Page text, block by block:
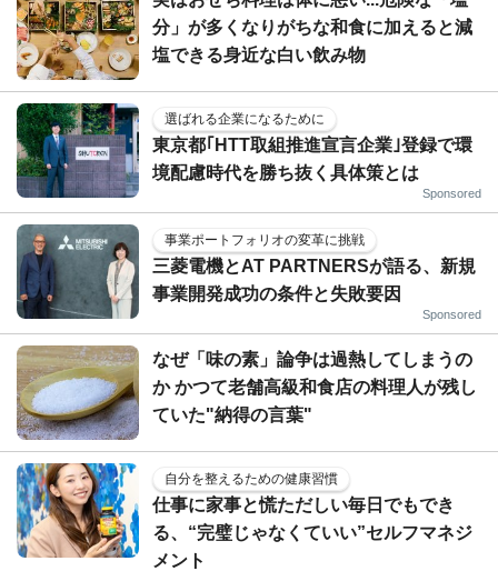
分」が多くなりがちな和食に加えると減
塩できる身近な白い飲み物
選ばれる企業になるために
東京都｢HTT取組推進宣言企業｣登録で環
境配慮時代を勝ち抜く具体策とは
Sponsored
事業ポートフォリオの変革に挑戦
三菱電機とAT PARTNERSが語る、新規
事業開発成功の条件と失敗要因
Sponsored
なぜ「味の素」論争は過熱してしまうの
か かつて老舗高級和食店の料理人が残し
ていた"納得の言葉"
自分を整えるための健康習慣
仕事に家事と慌ただしい毎日でもでき
る、“完璧じゃなくていい”セルフマネジ
メント